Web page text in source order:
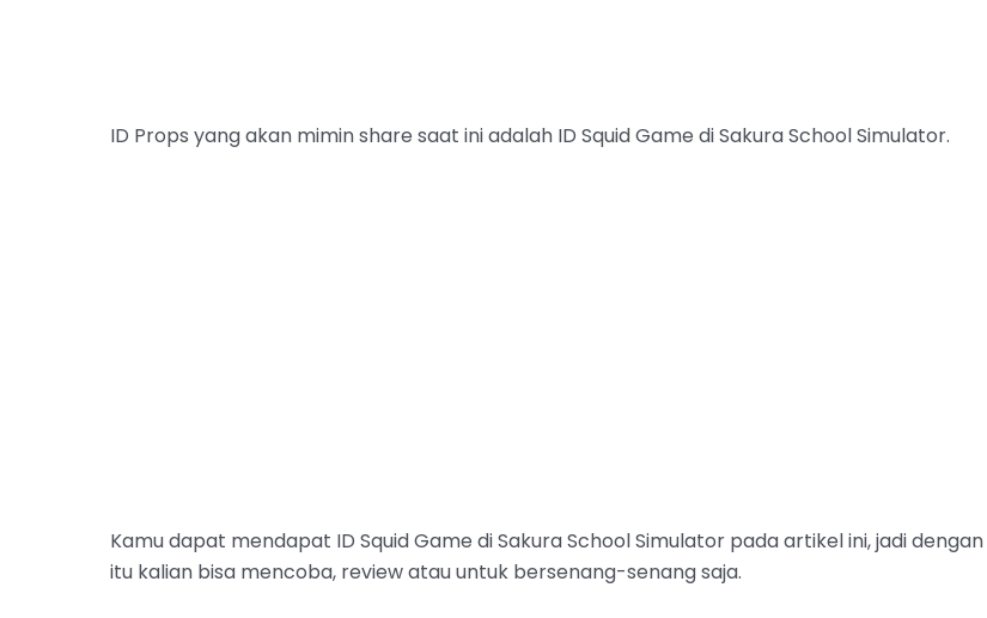
ID Props yang akan mimin share saat ini adalah ID Squid Game di Sakura School Simulator.
Kamu dapat mendapat ID Squid Game di Sakura School Simulator pada artikel ini, jadi dengan
itu kalian bisa mencoba, review atau untuk bersenang-senang saja.